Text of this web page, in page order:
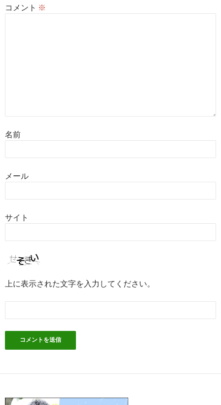
コメント ※
名前
メール
サイト
上に表示された文字を入力してください。